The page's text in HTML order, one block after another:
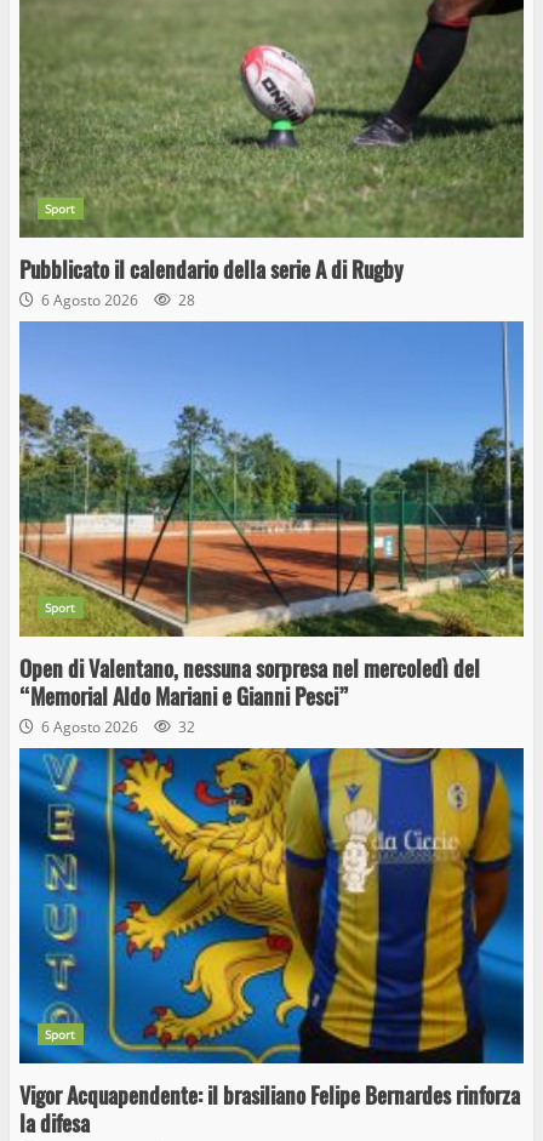
Sport
Pubblicato il calendario della serie A di Rugby
6 Agosto 2026 28
Sport
Open di Valentano, nessuna sorpresa nel mercoledì del
“Memorial Aldo Mariani e Gianni Pesci”
6 Agosto 2026 32
Sport
Vigor Acquapendente: il brasiliano Felipe Bernardes rinforza
la difesa